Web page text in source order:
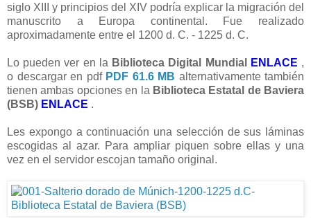
siglo XIII y principios del XIV podría explicar la migración del
manuscrito a Europa continental. Fue realizado
aproximadamente entre el 1200 d. C. - 1225 d. C.
Lo pueden ver en la Biblioteca Digital Mundial ENLACE ,
o descargar en pdf PDF 61.6 MB alternativamente también
tienen ambas opciones en la Biblioteca Estatal de Baviera
(BSB) ENLACE .
Les expongo a continuación una selección de sus láminas
escogidas al azar. Para ampliar piquen sobre ellas y una
vez en el servidor escojan tamaño original.